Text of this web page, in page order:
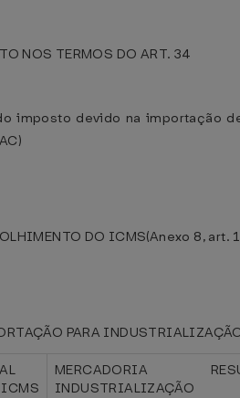
NOS TERMOS DO ART. 34
imposto devido na importação
DO ICMS(Anexo 8, art.
PARA
MERCADORIA
INDUSTRIALIZAÇÃO